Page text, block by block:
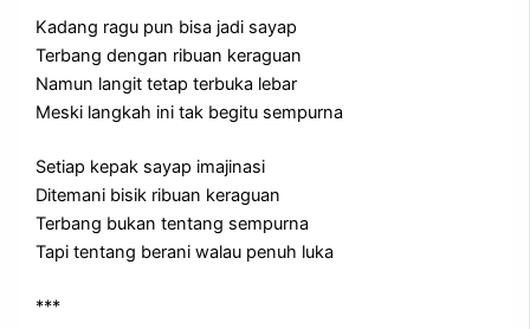
Kadang ragu pun bisa jadi sayap
Terbang dengan ribuan keraguan
Namun langit tetap terbuka lebar
Meski langkah ini tak begitu sempurna
Setiap kepak sayap imajinasi
Ditemani bisik ribuan keraguan
Terbang bukan tentang sempurna
Tapi tentang berani walau penuh luka
***